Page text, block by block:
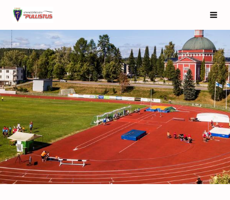
Siirry
sivun
sisältöön
Saarijärven Pullistus